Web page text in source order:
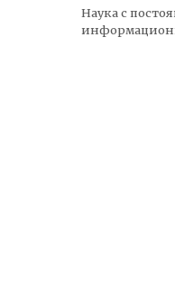
Наука с